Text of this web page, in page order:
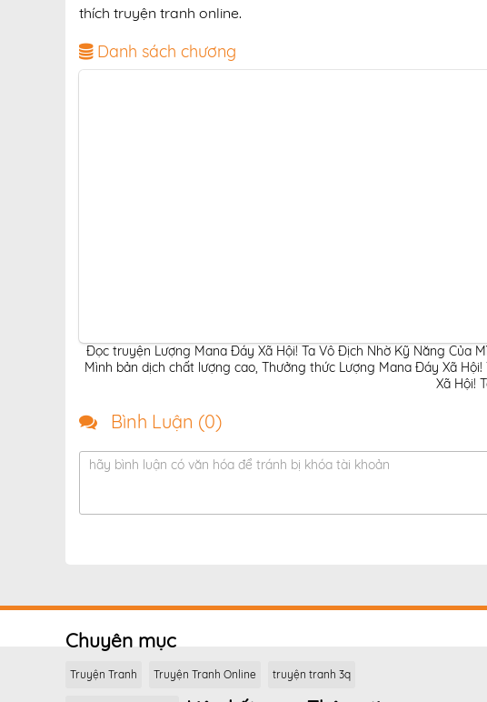
thích truyện tranh online.
Danh sách chương
Đọc truyện Lượng Mana Đáy Xã Hội! Ta Vô Địch Nhờ Kỹ Năng Của
Mình bản dịch chất lượng cao, Thưởng thức Lượng Mana Đáy Xã
Xã Hội!
Bình Luận (0)
hãy bình luận có văn hóa để tránh bị khóa tài khoản
Chuyên mục
Truyện Tranh Truyện Tranh Online truyện tranh 3q